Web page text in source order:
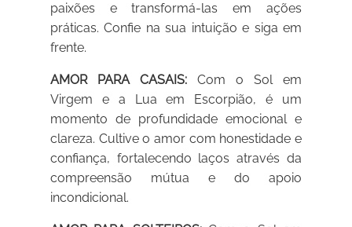
paixões e transformá-las em ações
práticas. Confie na sua intuição e siga em
frente.
AMOR PARA CASAIS: Com o Sol em
Virgem e a Lua em Escorpião, é um
momento de profundidade emocional e
clareza. Cultive o amor com honestidade e
confiança, fortalecendo laços através da
compreensão mútua e do apoio
incondicional.